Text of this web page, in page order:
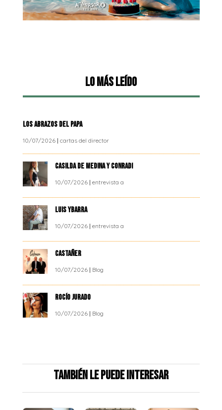
Lo más leído
LOS ABRAZOS DEL PAPA
10/07/2026| cartas del director
CASILDA DE MEDINA Y CONRADI
10/07/2026| entrevista a
LUIS YBARRA
10/07/2026| entrevista a
CASTAÑER
10/07/2026| Blog
ROCÍO JURADO
10/07/2026| Blog
También le puede interesar